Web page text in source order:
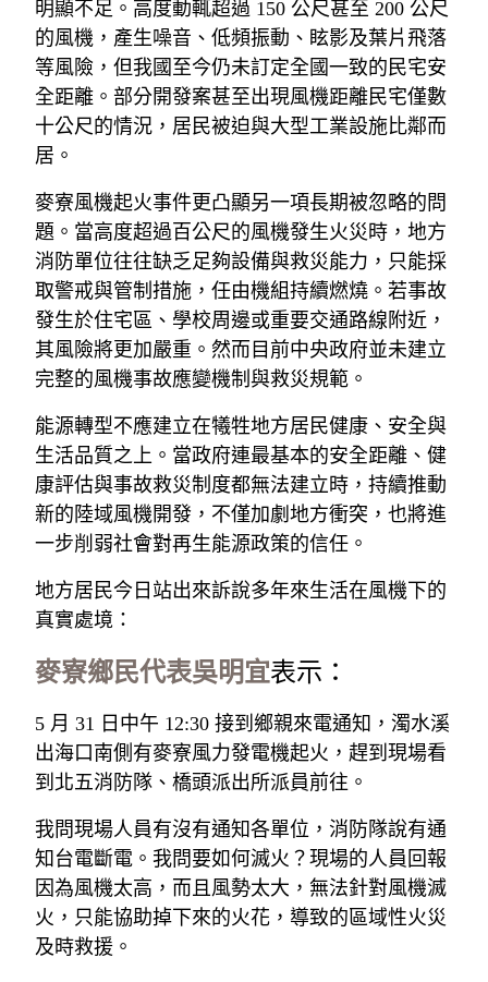
明顯不足。高度動輒超過 150 公尺甚至 200 公尺
的風機，產生噪音、低頻振動、眩影及葉片飛落
等風險，但我國至今仍未訂定全國一致的民宅安
全距離。部分開發案甚至出現風機距離民宅僅數
十公尺的情況，居民被迫與大型工業設施比鄰而
居。
麥寮風機起火事件更凸顯另一項長期被忽略的問
題。當高度超過百公尺的風機發生火災時，地方
消防單位往往缺乏足夠設備與救災能力，只能採
取警戒與管制措施，任由機組持續燃燒。若事故
發生於住宅區、學校周邊或重要交通路線附近，
其風險將更加嚴重。然而目前中央政府並未建立
完整的風機事故應變機制與救災規範。
能源轉型不應建立在犧牲地方居民健康、安全與
生活品質之上。當政府連最基本的安全距離、健
康評估與事故救災制度都無法建立時，持續推動
新的陸域風機開發，不僅加劇地方衝突，也將進
一步削弱社會對再生能源政策的信任。
地方居民今日站出來訴說多年來生活在風機下的
真實處境：
麥寮鄉民代表吳明宜表示：
5 月 31 日中午 12:30 接到鄉親來電通知，濁水溪
出海口南側有麥寮風力發電機起火，趕到現場看
到北五消防隊、橋頭派出所派員前往。
我問現場人員有沒有通知各單位，消防隊說有通
知台電斷電。我問要如何滅火？現場的人員回報
因為風機太高，而且風勢太大，無法針對風機滅
火，只能協助掉下來的火花，導致的區域性火災
及時救援。